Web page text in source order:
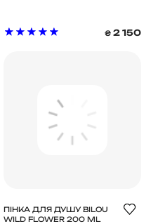
₴ 2 150
ПІНКА ДЛЯ ДУШУ BILOU
WILD FLOWER 200 ML